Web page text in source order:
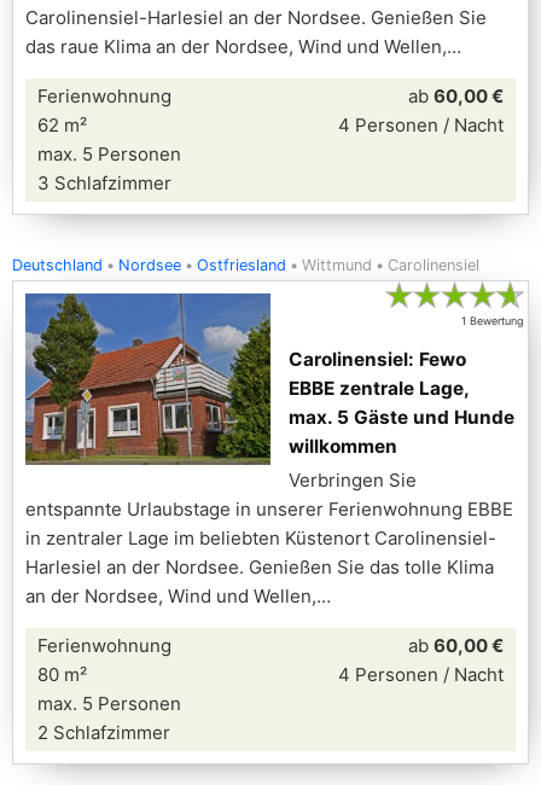
Carolinensiel-Harlesiel an der Nordsee. Genießen Sie
das raue Klima an der Nordsee, Wind und Wellen,
Ferienwohnung
62 m²
max. 5 Personen
3 Schlafzimmer
ab 60,00 €
4 Personen / Nacht
Deutschland Nordsee Ostfriesland Wittmund Carolinensiel
★★★★★
1 Bewertung
Carolinensiel: Fewo
EBBE zentrale Lage,
max. 5 Gäste und Hunde
willkommen
Verbringen Sie
entspannte Urlaubstage in unserer Ferienwohnung EBBE
in zentraler Lage im beliebten Küstenort Carolinensiel-
Harlesiel an der Nordsee. Genießen Sie das tolle Klima
an der Nordsee, Wind und Wellen,
Ferienwohnung
80 m²
max. 5 Personen
2 Schlafzimmer
ab 60,00 €
4 Personen / Nacht